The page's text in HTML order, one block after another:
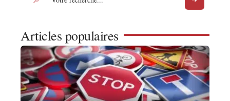
Articles populaires